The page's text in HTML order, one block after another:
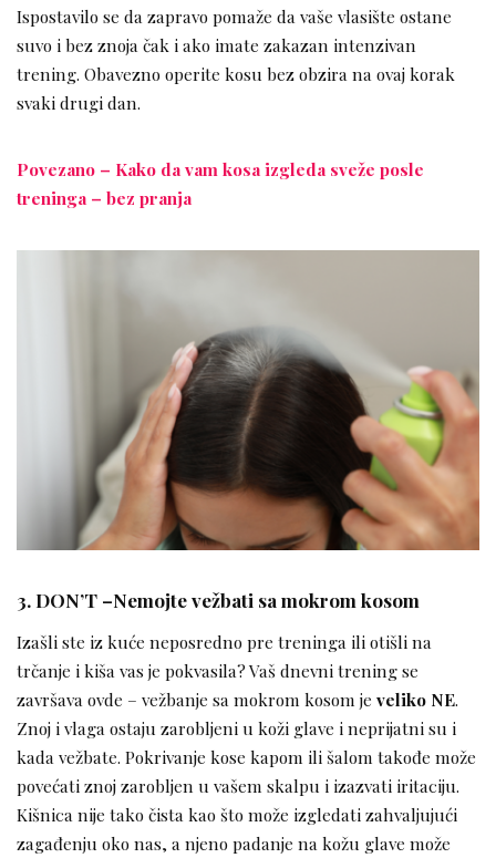
Ispostavilo se da zapravo pomaže da vaše vlasište ostane
suvo i bez znoja čak i ako imate zakazan intenzivan
trening. Obavezno operite kosu bez obzira na ovaj korak
svaki drugi dan.
Povezano – Kako da vam kosa izgleda sveže posle
treninga – bez pranja
3. DON’T –Nemojte vežbati sa mokrom kosom
Izašli ste iz kuće neposredno pre treninga ili otišli ​​na
trčanje i kiša vas je pokvasila? Vaš dnevni trening se
završava ovde – vežbanje sa mokrom kosom je veliko NE.
Znoj i vlaga ostaju zarobljeni u koži glave i neprijatni su i
kada vežbate. Pokrivanje kose kapom ili šalom takođe može
povećati znoj zarobljen u vašem skalpu i izazvati iritaciju.
Kišnica nije tako čista kao što može izgledati zahvaljujući
zagađenju oko nas, a njeno padanje na kožu glave može